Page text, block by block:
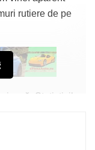
rutiere de pe
Statisticile
de accidente
observa o